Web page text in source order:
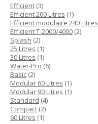
Efficient 33
produits
Efficient 200 Litres 11
produit
Efficient modulaire 240 Litres
Efficient T-2000/4000 22
Splash 22
produits
25 Litres 11
produit
30 Litres 11
produit
Water-Pro 66
Basic 22
produits
Modular 60 Litres 11
produit
Modular 90 Litres 11
Standard 44
Compact 22
produits
60 Litres 11